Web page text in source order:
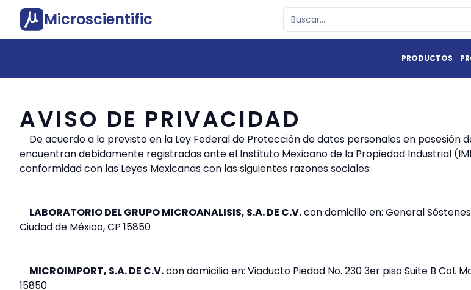
Microscientific
PRODUCTOS
AVISO DE PRIVACIDAD
De acuerdo a lo previsto en la Ley Federal de Protección de datos personales en posesión
encuentran debidamente registradas ante el Instituto Mexicano de la Propiedad Industrial
conformidad con las Leyes Mexicanas con las siguientes razones sociales:
LABORATORIO DEL GRUPO MICROANALISIS, S.A. DE C.V.con domicilio en: General
Ciudad de México, CP 15850
MICROIMPORT, S.A. DE C.V.con domicilio en: Viaducto Piedad No. 230 3er piso Suite B Col.
15850